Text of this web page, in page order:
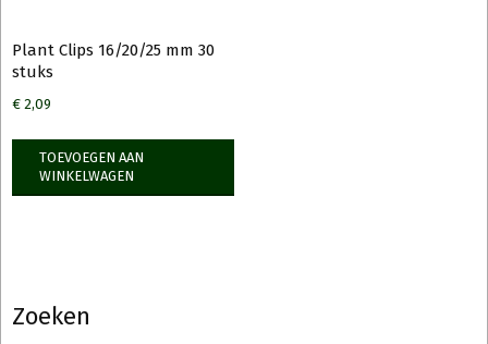
Plant Clips 16/20/25 mm 30
stuks
€ 2,09
TOEVOEGEN AAN
WINKELWAGEN
Zoeken